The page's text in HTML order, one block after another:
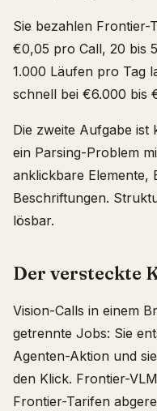
Sie bezahlen Frontier-
€0,05 pro Call, 20 bis
1.000 Läufen pro Tag
schnell bei €6.000 bis
Die zweite Aufgabe ist
ein Parsing-Problem
anklickbare Elemente,
Beschriftungen.
lösbar.
Der versteckte
Vision-Calls in einem
getrennte Jobs: Sie
Agenten-Aktion und
den Klick. Frontier-
Frontier-Tarifen